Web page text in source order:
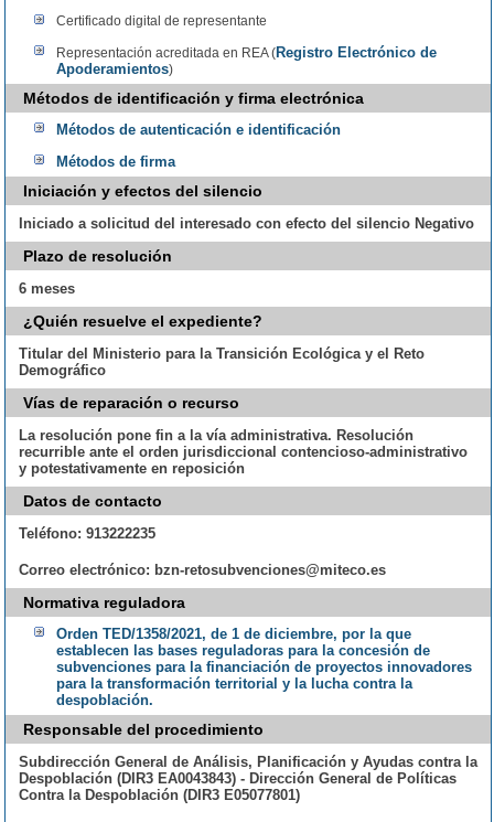
Certificado digital de representante
Representación acreditada en REA (Registro Electrónico de
Apoderamientos)
Métodos de identificación y firma electrónica
Métodos de autenticación e identificación
Métodos de firma
Iniciación y efectos del silencio
Iniciado a solicitud del interesado con efecto del silencio Negativo
Plazo de resolución
6 meses
¿Quién resuelve el expediente?
Titular del Ministerio para la Transición Ecológica y el Reto
Demográfico
Vías de reparación o recurso
La resolución pone fin a la vía administrativa. Resolución
recurrible ante el orden jurisdiccional contencioso-administrativo
y potestativamente en reposición
Datos de contacto
Teléfono: 913222235
Correo electrónico: bzn-retosubvenciones@miteco.es
Normativa reguladora
Orden TED/1358/2021, de 1 de diciembre, por la que
establecen las bases reguladoras para la concesión de
subvenciones para la financiación de proyectos innovadores
para la transformación territorial y la lucha contra la
despoblación.
Responsable del procedimiento
Subdirección General de Análisis, Planificación y Ayudas contra la
Despoblación (DIR3 EA0043843) - Dirección General de Políticas
Contra la Despoblación (DIR3 E05077801)